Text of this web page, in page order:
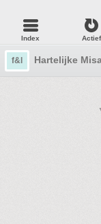
Index Actief
f&l Hartelijke